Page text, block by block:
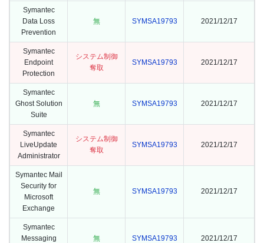
Symantec
Data Loss
Prevention
無 SYMSA19793 2021/12/17
Symantec
Endpoint
Protection
システム制御
奪取
SYMSA19793 2021/12/17
Symantec
Ghost Solution
Suite
無 SYMSA19793 2021/12/17
Symantec
LiveUpdate
Administrator
システム制御
奪取
SYMSA19793 2021/12/17
Symantec Mail
Security for
Microsoft
Exchange
無 SYMSA19793 2021/12/17
Symantec
Messaging
無 SYMSA19793 2021/12/17